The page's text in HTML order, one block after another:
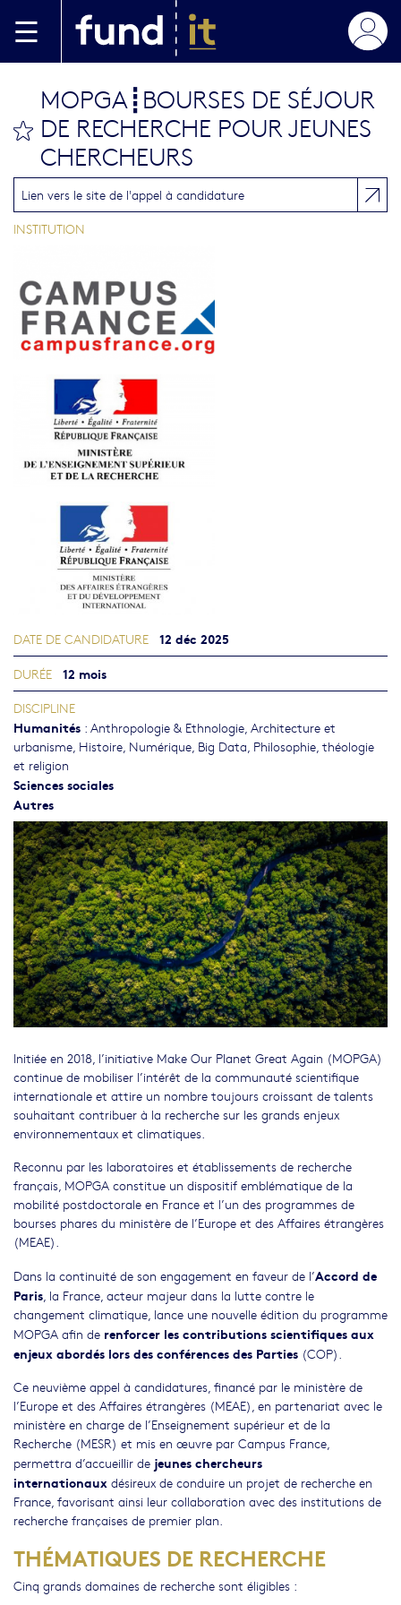
bookmark this
MOPGA┋BOURSES DE SÉJOUR
DE RECHERCHE POUR JEUNES
CHERCHEURS
Initiée en 2018, l’initiative Make Our Planet Great Again (MOPGA)
continue de mobiliser l’intérêt de la communauté scientifique
internationale et attire un nombre toujours croissant de talents
souhaitant contribuer à la recherche sur les grands enjeux
environnementaux et climatiques.
Reconnu par les laboratoires et établissements de recherche
français, MOPGA constitue un dispositif emblématique de la
mobilité postdoctorale en France et l’un des programmes de
bourses phares du ministère de l’Europe et des Affaires étrangères
(MEAE).
Dans la continuité de son engagement en faveur de l’Accord de
Paris, la France, acteur majeur dans la lutte contre le
changement climatique, lance une nouvelle édition du programme
MOPGA afin de renforcer les contributions scientifiques aux
enjeux abordés lors des conférences des Parties (COP).
Ce neuvième appel à candidatures, financé par le ministère de
l’Europe et des Affaires étrangères (MEAE), en partenariat avec le
ministère en charge de l’Enseignement supérieur et de la
Recherche (MESR) et mis en œuvre par Campus France,
permettra d’accueillir de jeunes chercheurs
internationaux désireux de conduire un projet de recherche en
France, favorisant ainsi leur collaboration avec des institutions de
recherche françaises de premier plan.
THÉMATIQUES DE RECHERCHE
Cinq grands domaines de recherche sont éligibles :
Lien vers le site de l'appel à candidature
INSTITUTION
DATE DE CANDIDATURE 12 déc 2025
DURÉE 12 mois
DISCIPLINE
Humanités : Anthropologie & Ethnologie, Architecture et
urbanisme, Histoire, Numérique, Big Data, Philosophie, théologie
et religion
Sciences sociales
Autres